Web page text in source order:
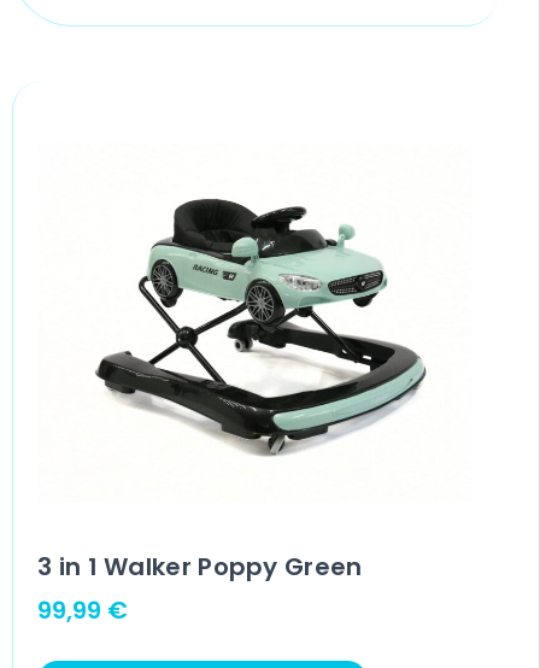
3 in 1 Walker Poppy Green
99,99 €